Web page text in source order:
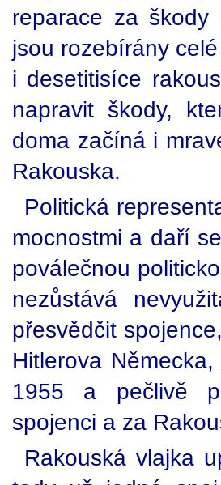
reparace za škody
jsou rozebírány
i desetitisíce
napravit škody,
doma začíná i
Rakouska.
Politická
mocnostmi a daří
poválečnou
nezůstává
přesvědčit
Hitlerova
1955 a pečlivě
spojenci a za
Rakouská vlajka